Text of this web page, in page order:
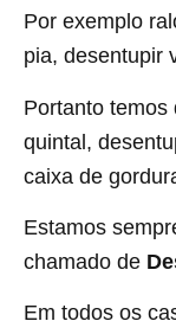
Por exemplo
pia, desentupir
Portanto temos
quintal,
caixa de
Estamos
chamado de
Em todos os